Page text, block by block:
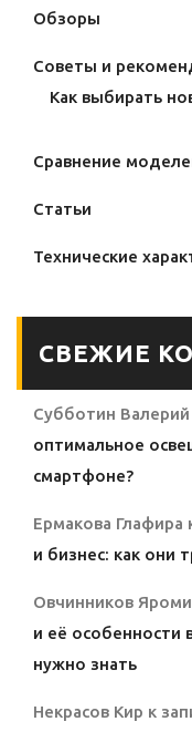
Обзоры
Советы и
Как выбирать
Сравнение
Статьи
Технические
СВЕЖИЕ
Субботин Валерий
оптимальное
смартфоне?
Ермакова Глафира
и бизнес: как они
Овчинников
и её особенности
нужно знать
Некрасов Кир к